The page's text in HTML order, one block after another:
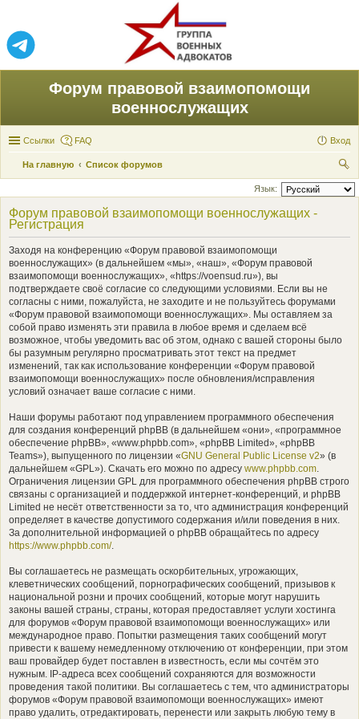
Форум правовой взаимопомощи
военнослужащих
Ссылки FAQ Вход
На главную
Список форумов
ои
Язык:
Форум правовой взаимопомощи военнослужащих -
Регистрация
Заходя на конференцию «Форум правовой взаимопомощи
военнослужащих» (в дальнейшем «мы», «наш», «Форум правовой
взаимопомощи военнослужащих», «https://voensud.ru»), вы
подтверждаете своё согласие со следующими условиями. Если вы не
согласны с ними, пожалуйста, не заходите и не пользуйтесь форумами
«Форум правовой взаимопомощи военнослужащих». Мы оставляем за
собой право изменять эти правила в любое время и сделаем всё
возможное, чтобы уведомить вас об этом, однако с вашей стороны было
бы разумным регулярно просматривать этот текст на предмет
изменений, так как использование конференции «Форум правовой
взаимопомощи военнослужащих» после обновления/исправления
условий означает ваше согласие с ними.
Наши форумы работают под управлением программного обеспечения
для создания конференций phpBB (в дальнейшем «они», «программное
обеспечение phpBB», «www.phpbb.com», «phpBB Limited», «phpBB
Teams»), выпущенного по лицензии «GNU General Public License v2» (в
дальнейшем «GPL»). Скачать его можно по адресу www.phpbb.com.
Ограничения лицензии GPL для программного обеспечения phpBB строго
связаны с организацией и поддержкой интернет-конференций, и phpBB
Limited не несёт ответственности за то, что администрация конференций
определяет в качестве допустимого содержания и/или поведения в них.
За дополнительной информацией о phpBB обращайтесь по адресу
https://www.phpbb.com/.
Вы соглашаетесь не размещать оскорбительных, угрожающих,
клеветнических сообщений, порнографических сообщений, призывов к
национальной розни и прочих сообщений, которые могут нарушить
законы вашей страны, страны, которая предоставляет услуги хостинга
для форумов «Форум правовой взаимопомощи военнослужащих» или
международное право. Попытки размещения таких сообщений могут
привести к вашему немедленному отключению от конференции, при этом
ваш провайдер будет поставлен в известность, если мы сочтём это
нужным. IP-адреса всех сообщений сохраняются для возможности
проведения такой политики. Вы соглашаетесь с тем, что администраторы
форумов «Форум правовой взаимопомощи военнослужащих» имеют
право удалить, отредактировать, перенести или закрыть любую тему в